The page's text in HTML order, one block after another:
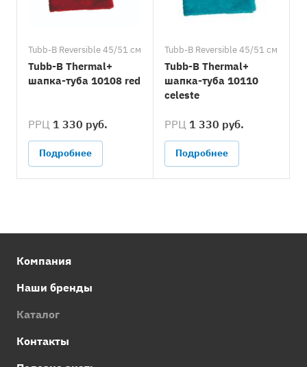
Tubb-B Reversible 45/51 см
Tubb-B Thermal+
шапка-туба 10108 red
РРЦ 1 330 руб.
Подробнее
Tubb-B Reversible 45/51 см
Tubb-B Thermal+
шапка-туба 10110
celeste
РРЦ 1 330 руб.
Подробнее
Компания
Наши бренды
Каталог
Контакты